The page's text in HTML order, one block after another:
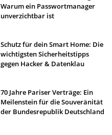
Warum ein Passwortmanager
unverzichtbar ist
Schutz für dein Smart Home: Die
wichtigsten Sicherheitstipps
gegen Hacker & Datenklau
70 Jahre Pariser Verträge: Ein
Meilenstein für die Souveränität
der Bundesrepublik Deutschland